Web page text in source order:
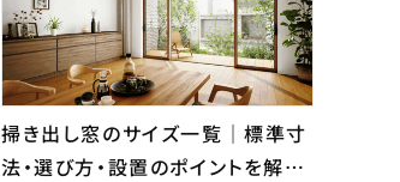
掃き出し窓のサイズ一覧｜標準寸
法・選び方・設置のポイントを解…